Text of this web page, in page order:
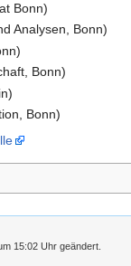
Bonn)
Analysen, Bonn)
Bonn)
Bonn)
15:02 Uhr geändert.